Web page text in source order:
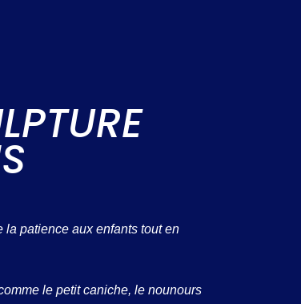
la patience aux enfants tout en
le petit caniche, le nounours